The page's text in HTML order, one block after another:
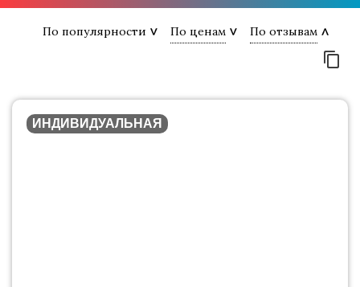
По популярности По ценам По отзывам
ИНДИВИДУАЛЬНАЯ